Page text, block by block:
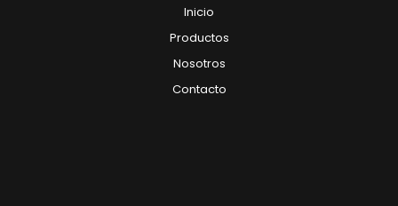
Inicio
Productos
Nosotros
Contacto